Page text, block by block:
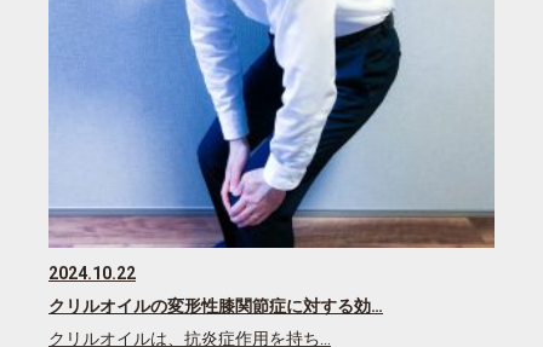
2024.10.22
クリルオイルの変形性膝関節症に対する効…
クリルオイルは、抗炎症作用を持ち…